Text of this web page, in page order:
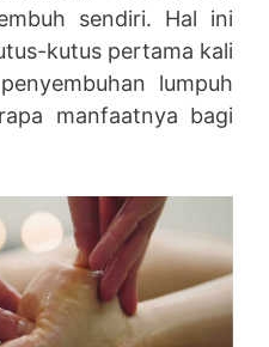
sendiri. Hal ini
kutus pertama kali
lumpuh
manfaatnya bagi